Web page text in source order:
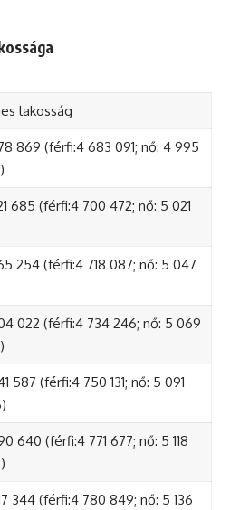
lakosság
869 (férfi:4 683 091; nő: 4 995
685 (férfi:4 700 472; nő: 5 021
254 (férfi:4 718 087; nő: 5 047
022 (férfi:4 734 246; nő: 5 069
587 (férfi:4 750 131; nő: 5 091
640 (férfi:4 771 677; nő: 5 118
344 (férfi:4 780 849; nő: 5 136